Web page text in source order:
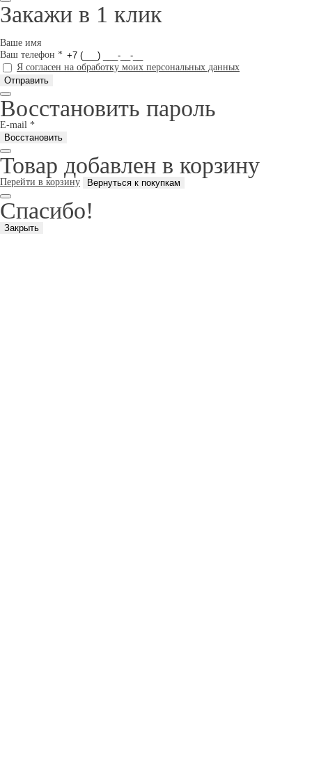
Закажи в 1 клик
Ваше имя
Ваш телефон *
Я согласен на обработку моих персональных данных
Восстановить пароль
E-mail *
Товар добавлен в корзину
Перейти в корзину
Спасибо!